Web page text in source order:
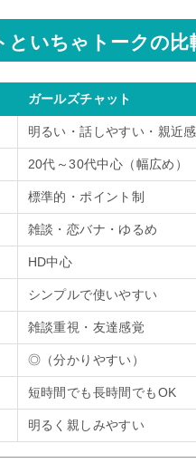
といちゃトークの比
ガールズチャット
明るい・話しやすい・親近感
20代～30代中心（幅広め）
標準的・ポイント制
雑談・恋バナ・ゆるめ
HD中心
シンプルで使いやすい
雑談重視・友達感覚
◎（分かりやすい）
短時間でも長時間でもOK
明るく親しみやすい